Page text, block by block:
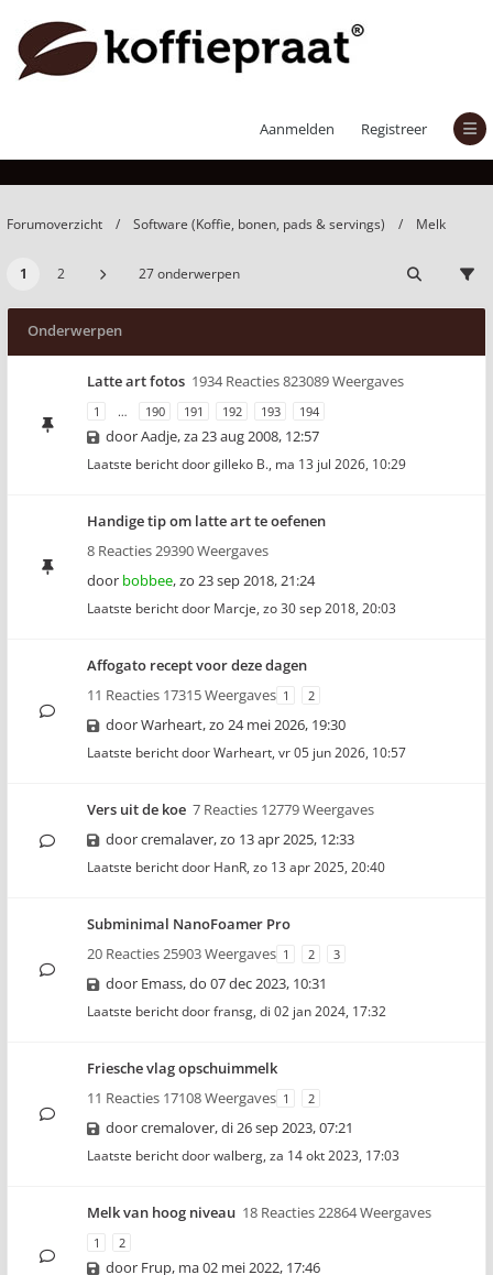
Aanmelden Registreer
Forumoverzicht Software (Koffie, bonen, pads & servings) Melk
1 2 27 onderwerpen
Onderwerpen
Latte art fotos 1934 Reacties 823089 Weergaves
1 … 190 191 192 193 194
doorAadje,za 23 aug 2008, 12:57
Laatste bericht doorgilleko B., ma 13 jul 2026, 10:29
Handige tip om latte art te oefenen
8 Reacties 29390 Weergaves
door bobbee,zo 23 sep 2018, 21:24
Laatste bericht door Marcje, zo 30 sep 2018, 20:03
Affogato recept voor deze dagen
11 Reacties 17315 Weergaves 1 2
doorWarheart,zo 24 mei 2026, 19:30
Laatste bericht doorWarheart, vr 05 jun 2026, 10:57
Vers uit de koe 7 Reacties 12779 Weergaves
doorcremalaver,zo 13 apr 2025, 12:33
Laatste bericht door HanR, zo 13 apr 2025, 20:40
Subminimal NanoFoamer Pro
20 Reacties 25903 Weergaves 1 2 3
door Emass,do 07 dec 2023, 10:31
Laatste bericht doorfransg, di 02 jan 2024, 17:32
Friesche vlag opschuimmelk
11 Reacties 17108 Weergaves 1 2
doorcremalover,di 26 sep 2023, 07:21
Laatste bericht doorwalberg, za 14 okt 2023, 17:03
Melk van hoog niveau 18 Reacties 22864 Weergaves
1 2
door Frup, ma 02 mei 2022, 17:46